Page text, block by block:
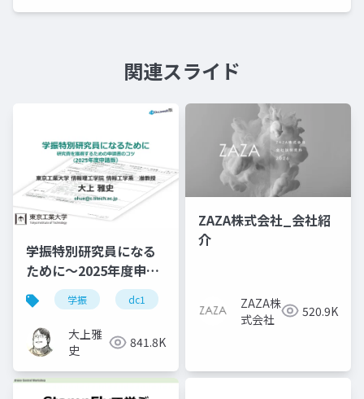
関連スライド
学振特別研究員になる
ために～2025年度申請
版
学振 dc1 jsps
大上雅
史
841.8K
ZAZA株式会社_会社紹
介
ZAZA株
式会社
520.9K